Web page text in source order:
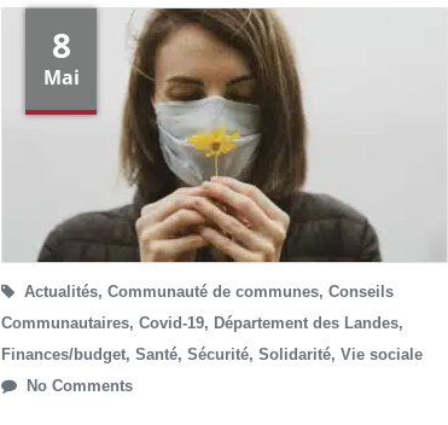
8
Mai
Actualités, Communauté de communes, Conseils
Communautaires, Covid-19, Département des Landes,
Finances/budget, Santé, Sécurité, Solidarité, Vie sociale
No Comments